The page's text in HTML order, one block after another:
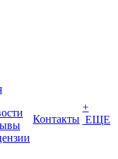
Контакты
+
ЕЩЕ